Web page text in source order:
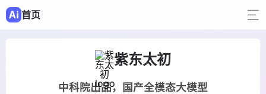
首页
紫东太初
中科院出品，国产全模态大模型